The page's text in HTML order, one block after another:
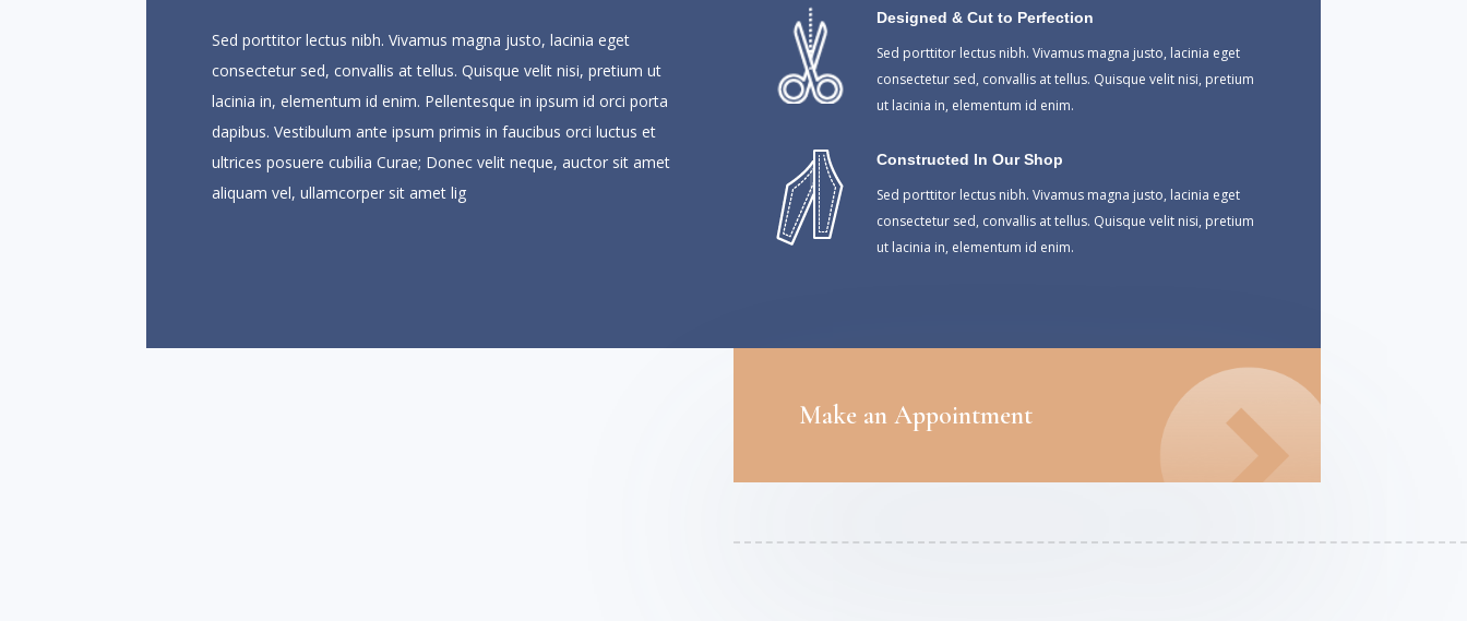
Sed porttitor lectus nibh. Vivamus magna justo, lacinia eget
consectetur sed, convallis at tellus. Quisque velit nisi, pretium ut
lacinia in, elementum id enim. Pellentesque in ipsum id orci porta
dapibus. Vestibulum ante ipsum primis in faucibus orci luctus et
ultrices posuere cubilia Curae; Donec velit neque, auctor sit amet
aliquam vel, ullamcorper sit amet lig
Designed & Cut to Perfection
Sed porttitor lectus nibh. Vivamus magna justo, lacinia eget
consectetur sed, convallis at tellus. Quisque velit nisi, pretium
ut lacinia in, elementum id enim.
Constructed In Our Shop
Sed porttitor lectus nibh. Vivamus magna justo, lacinia eget
consectetur sed, convallis at tellus. Quisque velit nisi, pretium
ut lacinia in, elementum id enim.
Make an Appointment